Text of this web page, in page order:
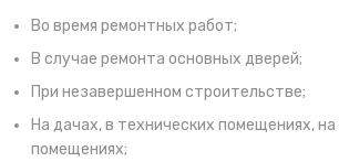
Во время ремонтных работ;
В случае ремонта основных дверей;
При незавершенном строительстве;
На дачах, в технических помещениях, на
помещениях;